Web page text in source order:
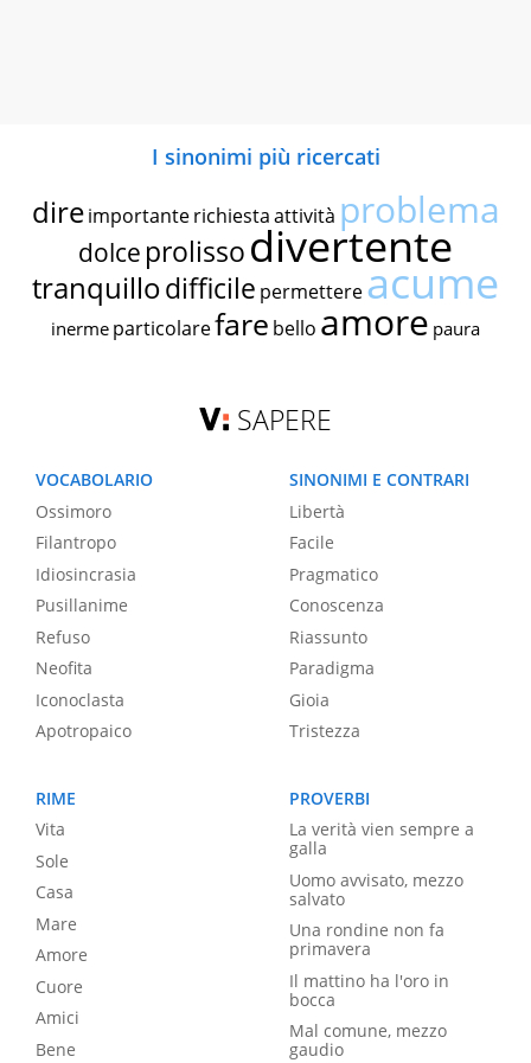
I sinonimi più ricercati
dire importante richiestaattività problema
dolce prolissodivertente
tranquillodifficile permettereacume
inerme particolarefare bello amore paura
SAPERE
VOCABOLARIO
Ossimoro
Filantropo
Idiosincrasia
Pusillanime
Refuso
Neofita
Iconoclasta
Apotropaico
SINONIMI E CONTRARI
Libertà
Facile
Pragmatico
Conoscenza
Riassunto
Paradigma
Gioia
Tristezza
RIME
Vita
Sole
Casa
Mare
Amore
Cuore
Amici
Bene
PROVERBI
La verità vien sempre a
galla
Uomo avvisato, mezzo
salvato
Una rondine non fa
primavera
Il mattino ha l'oro in
bocca
Mal comune, mezzo
gaudio